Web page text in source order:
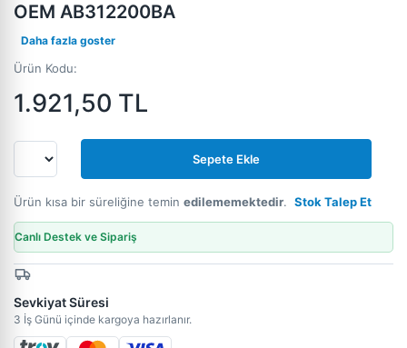
OEM AB312200BA
Daha fazla goster
Ürün Kodu:
1.921,50 TL
Sepete Ekle
Ürün kısa bir süreliğine temin edilememektedir. Stok Talep Et
Canlı Destek ve Sipariş
Sevkiyat Süresi
3 İş Günü içinde kargoya hazırlanır.